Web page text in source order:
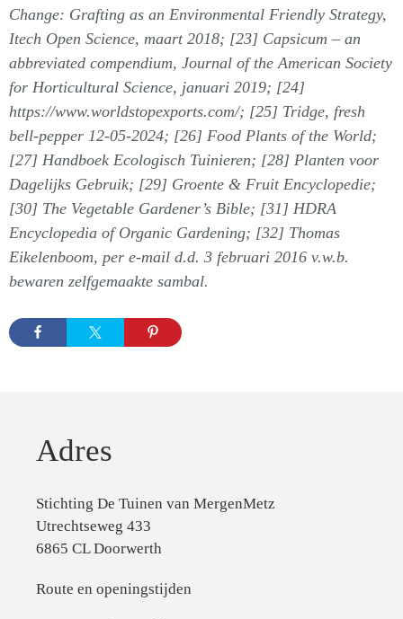
Change: Grafting as an Environmental Friendly Strategy,
Itech Open Science, maart 2018; [23] Capsicum – an
abbreviated compendium, Journal of the American Society
for Horticultural Science, januari 2019; [24]
https://www.worldstopexports.com/; [25] Tridge, fresh
bell-pepper 12-05-2024; [26] Food Plants of the World;
[27] Handboek Ecologisch Tuinieren; [28] Planten voor
Dagelijks Gebruik; [29] Groente & Fruit Encyclopedie;
[30] The Vegetable Gardener’s Bible; [31] HDRA
Encyclopedia of Organic Gardening; [32] Thomas
Eikelenboom, per e-mail d.d. 3 februari 2016 v.w.b.
bewaren zelfgemaakte sambal.
Adres
Stichting De Tuinen van MergenMetz
Utrechtseweg 433
6865 CL Doorwerth
Route en openingstijden